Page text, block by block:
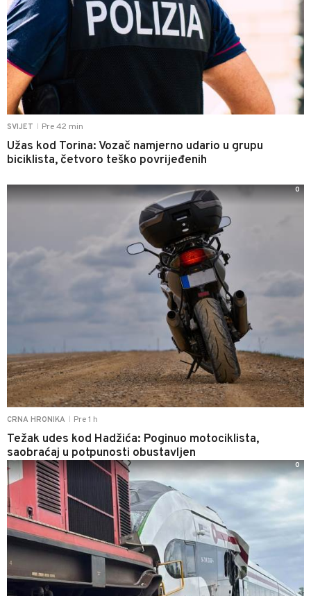
SVIJET Pre 42 min
Užas kod Torina: Vozač namjerno udario u grupu
biciklista, četvoro teško povrijeđenih
CRNA HRONIKA Pre 1 h
Težak udes kod Hadžića: Poginuo motociklista,
saobraćaj u potpunosti obustavljen
0
0